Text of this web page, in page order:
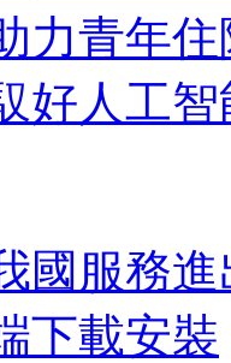
力青年
好人工
國服務
下載安裝